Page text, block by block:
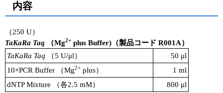
内容
（250 U）
TaKaRa Taq （Mg2+ plus Buffer)（製品コード R001A）
TaKaRa Taq （5 U/μl）
50 μl
10×PCR Buffer （Mg2+ plus）
1 ml
dNTP Mixture （各2.5 mM）
800 μl